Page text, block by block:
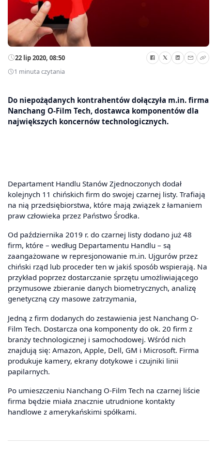
22 lip 2020, 08:50
1 minuta czytania
Do niepożądanych kontrahentów dołączyła m.in. firma
Nanchang O-Film Tech, dostawca komponentów dla
największych koncernów technologicznych.
Departament Handlu Stanów Zjednoczonych dodał
kolejnych 11 chińskich firm do swojej czarnej listy. Trafiają
na nią przedsiębiorstwa, które mają związek z łamaniem
praw człowieka przez Państwo Środka.
Od października 2019 r. do czarnej listy dodano już 48
firm, które – według Departamentu Handlu – są
zaangażowane w represjonowanie m.in. Ujgurów przez
chiński rząd lub proceder ten w jakiś sposób wspierają. Na
przykład poprzez dostarczanie sprzętu umożliwiającego
przymusowe zbieranie danych biometrycznych, analizę
genetyczną czy masowe zatrzymania,
Jedną z firm dodanych do zestawienia jest Nanchang O-
Film Tech. Dostarcza ona komponenty do ok. 20 firm z
branży technologicznej i samochodowej. Wśród nich
znajdują się: Amazon, Apple, Dell, GM i Microsoft. Firma
produkuje kamery, ekrany dotykowe i czujniki linii
papilarnych.
Po umieszczeniu Nanchang O-Film Tech na czarnej liście
firma będzie miała znacznie utrudnione kontakty
handlowe z amerykańskimi spółkami.